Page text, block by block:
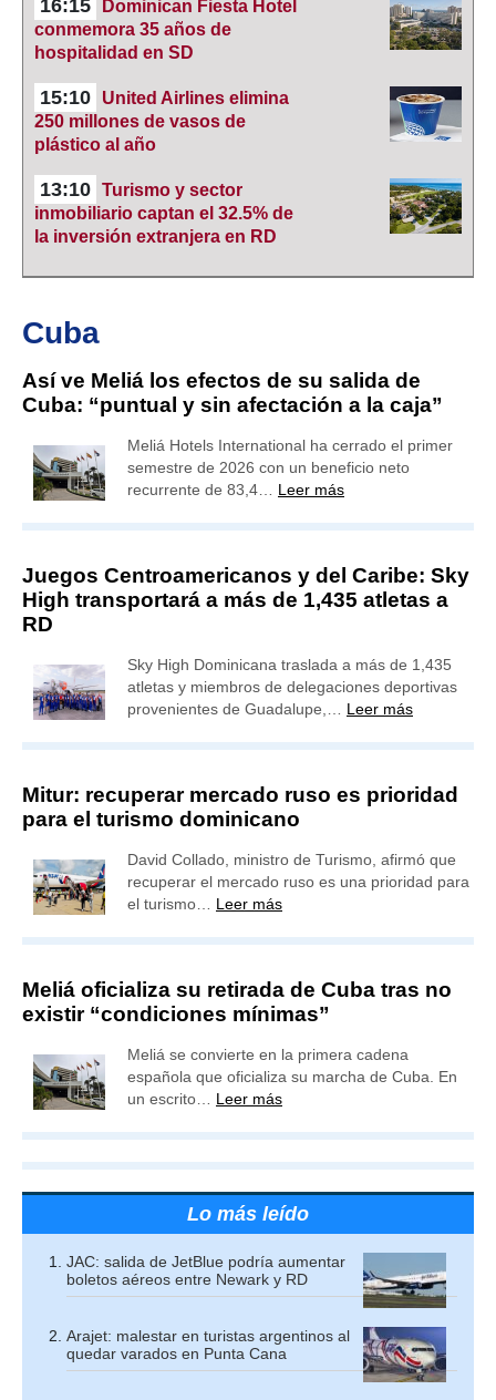
16:15
Dominican Fiesta Hotel
conmemora 35 años de
hospitalidad en SD
15:10
United Airlines elimina
250 millones de vasos de
plástico al año
13:10 Turismo y sector
inmobiliario captan el 32.5% de
la inversión extranjera en RD
Cuba
Así ve Meliá los efectos de su salida de
Cuba: “puntual y sin afectación a la caja”
Meliá Hotels International ha cerrado el primer
semestre de 2026 con un beneficio neto
recurrente de 83,4… Leer más
Juegos Centroamericanos y del Caribe: Sky
High transportará a más de 1,435 atletas a
RD
Sky High Dominicana traslada a más de 1,435
atletas y miembros de delegaciones deportivas
provenientes de Guadalupe,… Leer más
Mitur: recuperar mercado ruso es prioridad
para el turismo dominicano
David Collado, ministro de Turismo, afirmó que
recuperar el mercado ruso es una prioridad para
el turismo… Leer más
Meliá oficializa su retirada de Cuba tras no
existir “condiciones mínimas”
Meliá se convierte en la primera cadena
española que oficializa su marcha de Cuba. En
un escrito… Leer más
Lo más leído
JAC: salida de JetBlue podría aumentar
boletos aéreos entre Newark y RD
Arajet: malestar en turistas argentinos al
quedar varados en Punta Cana